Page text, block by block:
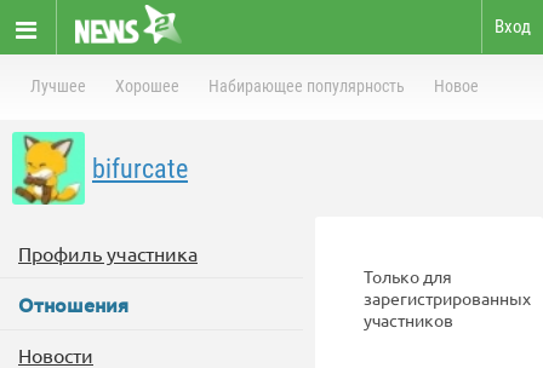
Вход
Лучшее Хорошее Набирающее популярность Новое
bifurcate
Профиль участника
Отношения
Новости
Только для
зарегистрированных
участников